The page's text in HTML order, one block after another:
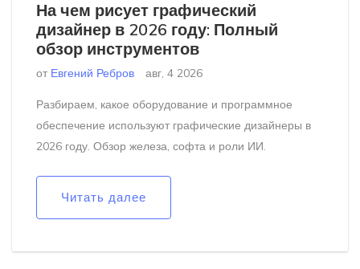
На чем рисует графический
дизайнер в 2026 году: Полный
обзор инструментов
от Евгений Ребров авг, 4 2026
Разбираем, какое оборудование и программное
обеспечение используют графические дизайнеры в
2026 году. Обзор железа, софта и роли ИИ.
Читать далее